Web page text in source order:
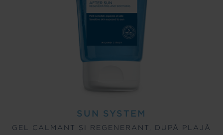
SUN SYSTEM
GEL CALMANT ȘI REGENERANT, DUPĂ PLAJĂ